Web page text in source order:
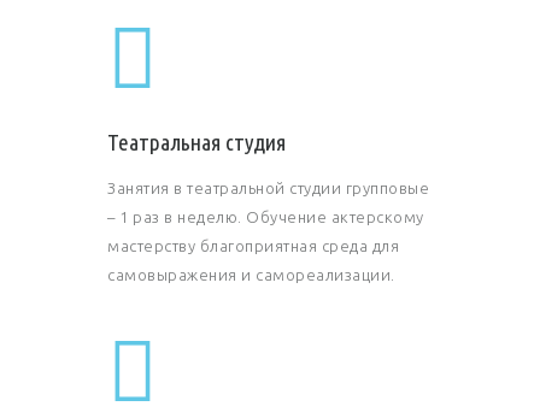
Театральная студия
Занятия в театральной студии групповые
– 1 раз в неделю. Обучение актерскому
мастерству благоприятная среда для
самовыражения и самореализации.